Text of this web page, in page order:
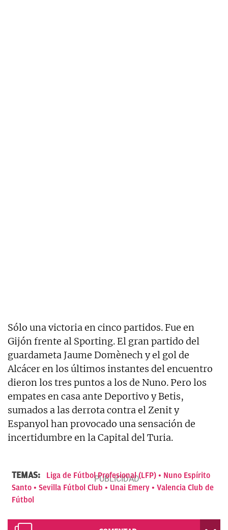
Sólo una victoria en cinco partidos. Fue en
Gijón frente al Sporting. El gran partido del
guardameta Jaume Domènech y el gol de
Alcácer en los últimos instantes del encuentro
dieron los tres puntos a los de Nuno. Pero los
empates en casa ante Deportivo y Betis,
sumados a las derrota contra el Zenit y
Espanyol han provocado una sensación de
incertidumbre en la Capital del Turia.
TEMAS: Liga de Fútbol Profesional (LFP)
Nuno Espírito
Santo
Sevilla Fútbol Club Unai Emery
Valencia Club de
Fútbol